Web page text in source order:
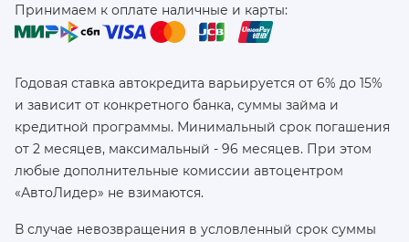
Принимаем к оплате наличные и карты:
Годовая ставка автокредита варьируется от 6% до 15%
и зависит от конкретного банка, суммы займа и
кредитной программы. Минимальный срок погашения
от 2 месяцев, максимальный - 96 месяцев. При этом
любые дополнительные комиссии автоцентром
«АвтоЛидер» не взимаются.
В случае невозвращения в условленный срок суммы